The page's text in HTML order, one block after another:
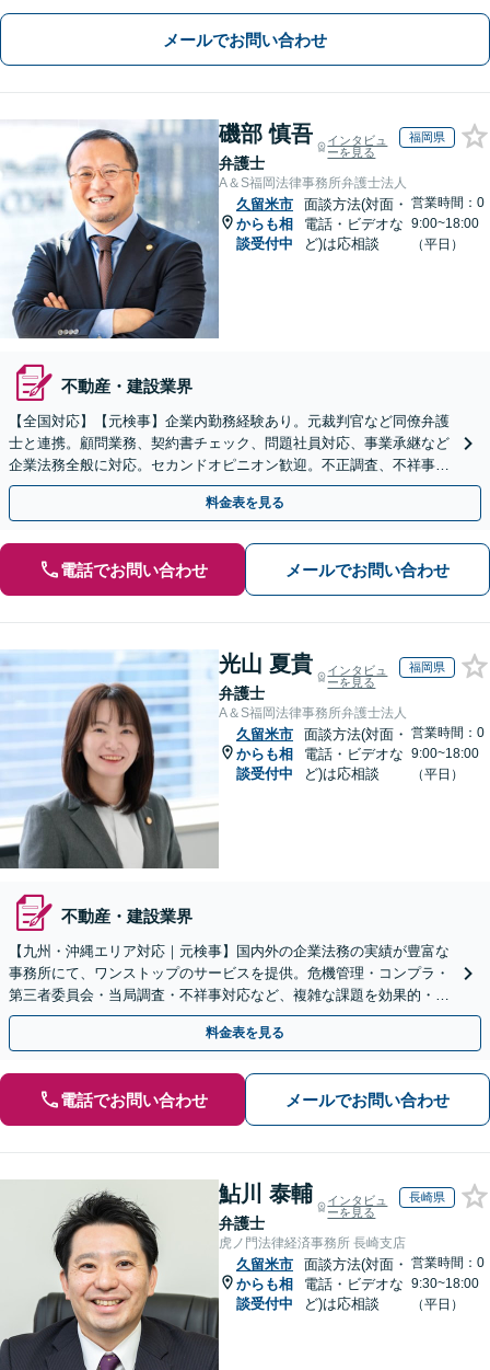
メールでお問い合わせ
磯部 慎吾
弁護士
インタビュ
ーを見る
福岡県
A＆S福岡法律事務所弁護士法人
久留米市
からも相
談受付中
面談方法(対面・
電話・ビデオな
ど)は応相談
営業時間：0
9:00~18:00
（平日）
不動産・建設業界
【全国対応】【元検事】企業内勤務経験あり。元裁判官など同僚弁護
士と連携。顧問業務、契約書チェック、問題社員対応、事業承継など
企業法務全般に対応。セカンドオピニオン歓迎。不正調査、不祥事や
ハラスメントの対応・予防にも実績。事業を守り成長支援。
料金表を見る
電話でお問い合わせ メールでお問い合わせ
光山 夏貴
弁護士
インタビュ
ーを見る
福岡県
A＆S福岡法律事務所弁護士法人
久留米市
からも相
談受付中
面談方法(対面・
電話・ビデオな
ど)は応相談
営業時間：0
9:00~18:00
（平日）
不動産・建設業界
【九州・沖縄エリア対応｜元検事】国内外の企業法務の実績が豊富な
事務所にて、ワンストップのサービスを提供。危機管理・コンプラ・
第三者委員会・当局調査・不祥事対応など、複雑な課題を効果的・効
率的に解決へ。セカンドオピニオン可【休日・夜間相談可】
料金表を見る
電話でお問い合わせ メールでお問い合わせ
鮎川 泰輔
弁護士
インタビュ
ーを見る
長崎県
虎ノ門法律経済事務所 長崎支店
久留米市
からも相
談受付中
面談方法(対面・
電話・ビデオな
ど)は応相談
営業時間：0
9:30~18:00
（平日）